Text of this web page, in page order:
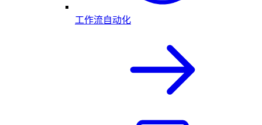
工作流自动化